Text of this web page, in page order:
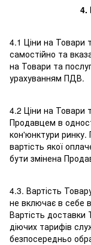
4.
4.1 Ціни на Товари
самостійно та
на Товари та
урахуванням ПДВ.
4.2 Ціни на Товари
Продавцем в
кон'юнктури ринку.
вартість якої
бути змінена
4.3. Вартість
не включає в себе
Вартість
діючих тарифів
безпосередньо